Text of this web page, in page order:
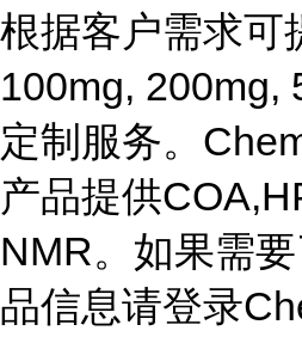
根据客户需求可
100mg, 200mg,
定制服务。
产品提供
NMR。如果需
品信息请登录